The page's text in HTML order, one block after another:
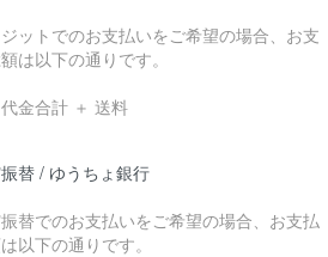
ットでのお支払いをご希望の場合、お支
は以下の通りです。
金合計 ＋ 送料
替 / ゆうちょ銀行
替でのお支払いをご希望の場合、お支払
以下の通りです。